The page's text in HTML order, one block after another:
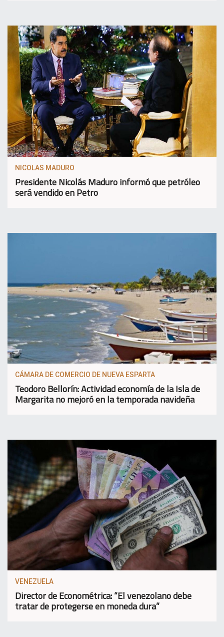
NICOLAS MADURO
Presidente Nicolás Maduro informó que petróleo
será vendido en Petro
CÁMARA DE COMERCIO DE NUEVA ESPARTA
Teodoro Bellorín: Actividad economía de la Isla de
Margarita no mejoró en la temporada navideña
VENEZUELA
Director de Econométrica: “El venezolano debe
tratar de protegerse en moneda dura”